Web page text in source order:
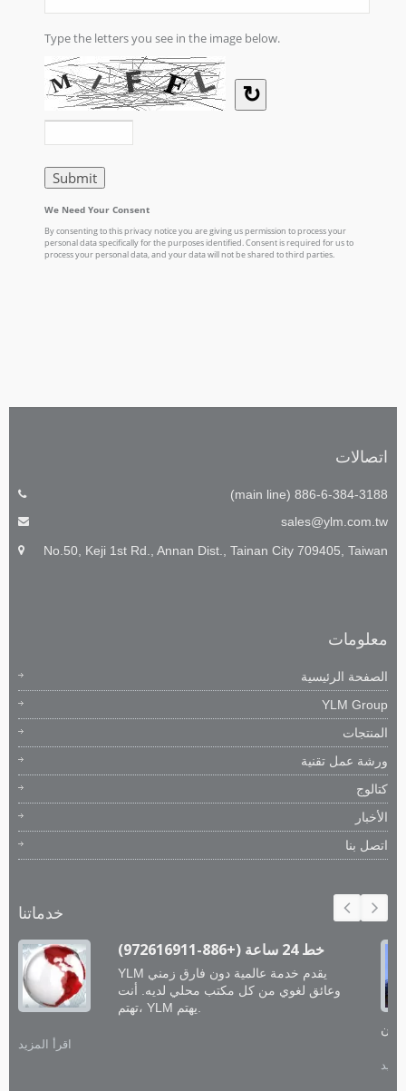
اتصالات
886-6-384-3188 (main line)
sales@ylm.com.tw
No.50, Keji 1st Rd., Annan Dist., Tainan City 709405, Taiwan
معلومات
الصفحة الرئيسية
YLM Group
المنتجات
ورشة عمل تقنية
كتالوج
الأخبار
اتصل بنا
خدماتنا
خط 24 ساعة (+886-972616911)
YLM يقدم خدمة عالمية دون فارق زمني
وعائق لغوي من كل مكتب محلي لديه. أنت
اقرأ المزيد